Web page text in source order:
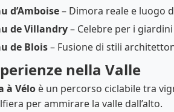
d’Amboise– Dimora reale e luogo
de Villandry– Celebre per i
de Blois– Fusione di stili
nella Valle
à Vélo è un percorso ciclabile tra
per ammirare la valle dall’alto.